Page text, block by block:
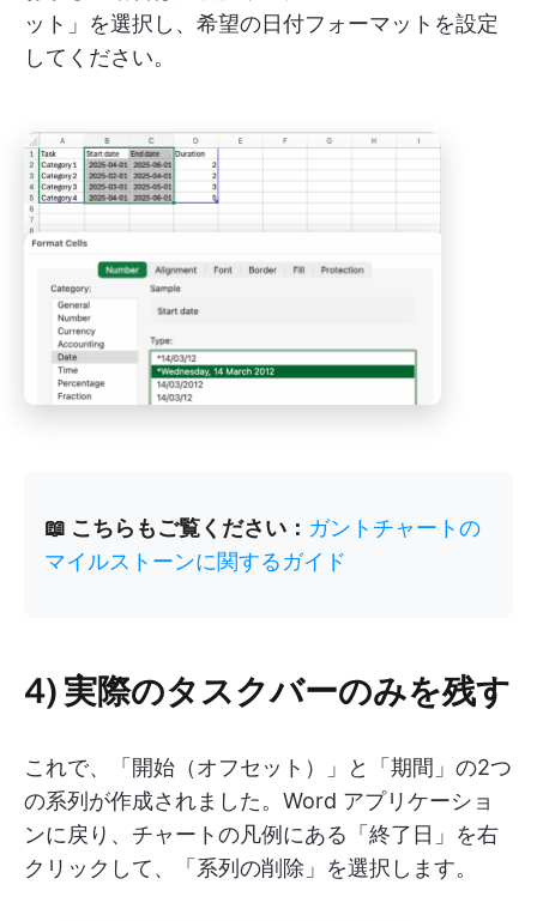
ット」を選択し、希望の日付フォーマットを設定
してください。
📖 こちらもご覧ください： ガントチャートの
マイルストーンに関するガイド
4) 実際のタスクバーのみを残す
これで、「開始（オフセット）」と「期間」の2つ
の系列が作成されました。Word アプリケーショ
ンに戻り、チャートの凡例にある「終了日」を右
クリックして、「系列の削除」を選択します。